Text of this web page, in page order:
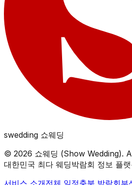
swedding 쇼웨딩
© 2026 쇼웨딩 (Show Wedding).
대한민국 최다 웨딩박람회 정보 플